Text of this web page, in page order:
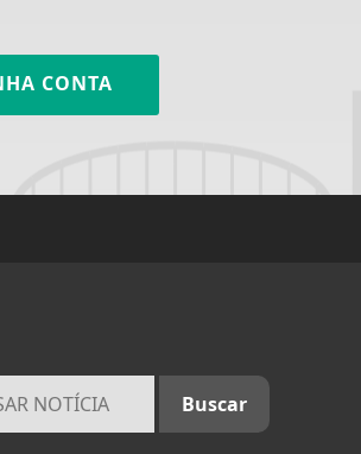
CONTA